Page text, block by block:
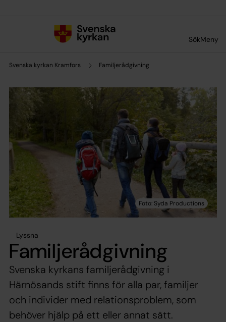
SökMeny
Svenska kyrkan Kramfors Familjerådgivning
Lyssna
Familjerådgivning
Svenska kyrkans familjerådgivning i
Härnösands stift finns för alla par, familjer
och individer med relationsproblem, som
behöver hjälp på ett eller annat sätt.